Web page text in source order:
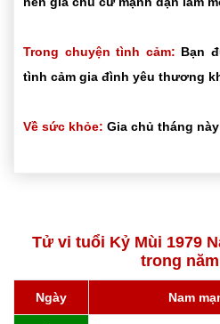
Trong chuyện tình cảm: Bạn
tình cảm gia đình yêu thương
Về sức khỏe: Gia chủ tháng
Tử vi tuổi Kỷ Mùi 1979
trong
Ngày Nam